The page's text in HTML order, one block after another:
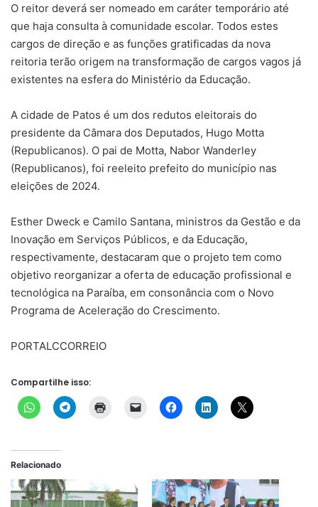
O reitor deverá ser nomeado em caráter temporário até
que haja consulta à comunidade escolar. Todos estes
cargos de direção e as funções gratificadas da nova
reitoria terão origem na transformação de cargos vagos já
existentes na esfera do Ministério da Educação.
A cidade de Patos é um dos redutos eleitorais do
presidente da Câmara dos Deputados, Hugo Motta
(Republicanos). O pai de Motta, Nabor Wanderley
(Republicanos), foi reeleito prefeito do município nas
eleições de 2024.
Esther Dweck e Camilo Santana, ministros da Gestão e da
Inovação em Serviços Públicos, e da Educação,
respectivamente, destacaram que o projeto tem como
objetivo reorganizar a oferta de educação profissional e
tecnológica na Paraíba, em consonância com o Novo
Programa de Aceleração do Crescimento.
PORTALCCORREIO
Compartilhe isso:
Relacionado